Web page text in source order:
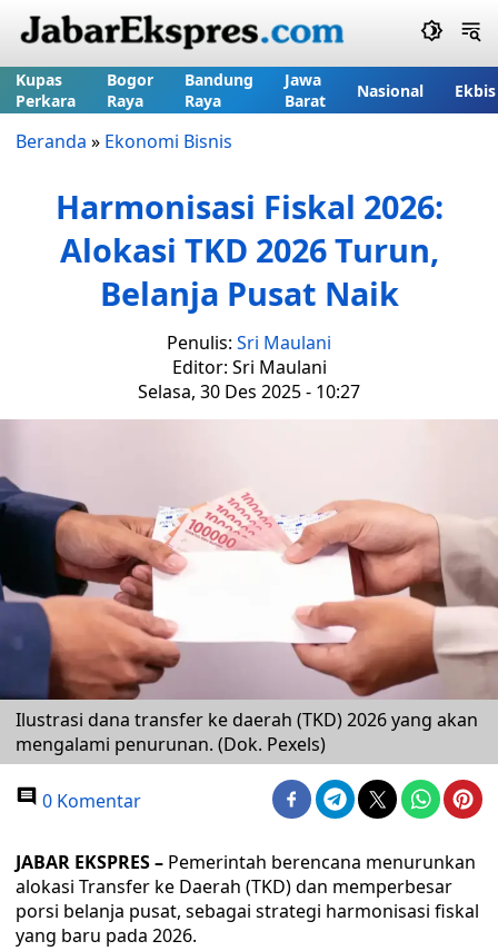
Kupas
Perkara
Bogor
Raya
Bandung
Raya
Jawa
Barat
Nasional Ekbis
Beranda » Ekonomi Bisnis
Harmonisasi Fiskal 2026:
Alokasi TKD 2026 Turun,
Belanja Pusat Naik
Penulis: Sri Maulani
Editor: Sri Maulani
Selasa, 30 Des 2025 - 10:27
Ilustrasi dana transfer ke daerah (TKD) 2026 yang akan
mengalami penurunan. (Dok. Pexels)
0 Komentar
JABAR EKSPRES – Pemerintah berencana menurunkan
alokasi Transfer ke Daerah (TKD) dan memperbesar
porsi belanja pusat, sebagai strategi harmonisasi fiskal
yang baru pada 2026.